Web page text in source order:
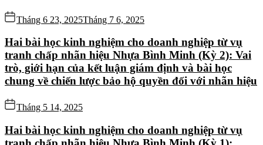
Tháng 6 23, 2025Tháng 7 6, 2025
Hai bài học kinh nghiệm cho doanh nghiệp từ vụ
tranh chấp nhãn hiệu Nhựa Bình Minh (Kỳ 2): Vai
trò, giới hạn của kết luận giám định và bài học
chung về chiến lược bảo hộ quyền đối với nhãn hiệu
Tháng 5 14, 2025
Hai bài học kinh nghiệm cho doanh nghiệp từ vụ